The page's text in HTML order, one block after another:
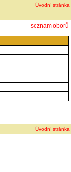
Úvodní stránka
seznam oborů
Úvodní stránka